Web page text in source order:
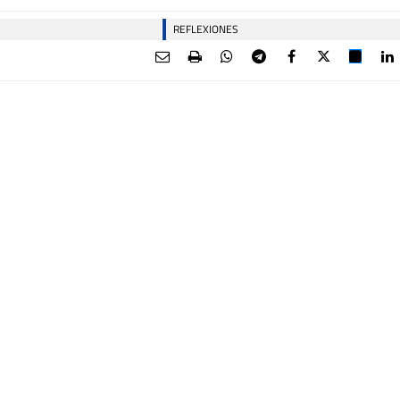
REFLEXIONES